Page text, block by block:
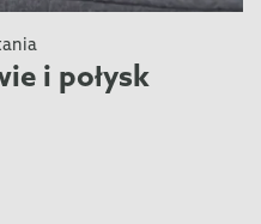
i połysk